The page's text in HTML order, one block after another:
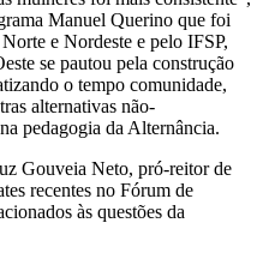
Manuel Querino que foi
e Nordeste e pelo IFSP,
se pautou pela construção
o tempo comunidade,
alternativas não-
pedagogia da Alternância.
Gouveia Neto, pró-reitor de
recentes no Fórum de
às questões da